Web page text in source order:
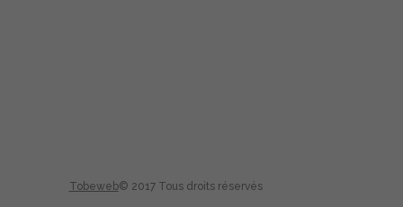
Tobeweb© 2017 Tous droits réservés